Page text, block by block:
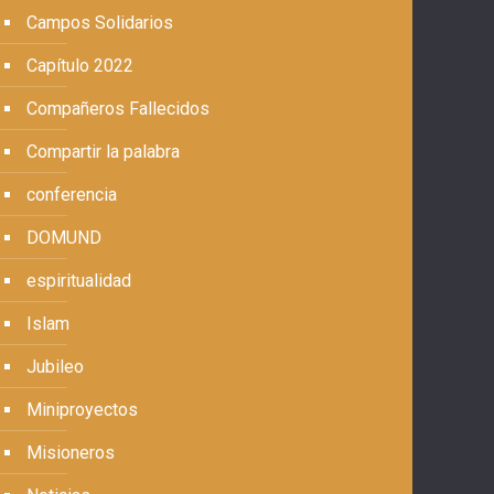
Campos Solidarios
Capítulo 2022
Compañeros Fallecidos
Compartir la palabra
conferencia
DOMUND
espiritualidad
Islam
Jubileo
Miniproyectos
Misioneros